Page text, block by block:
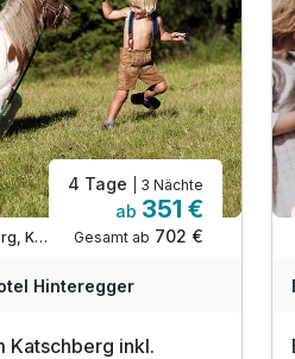
Rennweg am Katschberg, Katschberg / Rennweg
4 Tage | 3 Nächte
ab 351 €
Gesamt ab 702 €
Hinteregger
Katschberg inkl.